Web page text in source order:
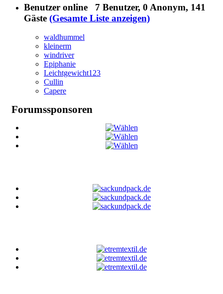
Benutzer online 7 Benutzer, 0 Anonym, 141
Gäste (Gesamte Liste anzeigen)
waldhummel
kleinerm
windriver
Epiphanie
Leichtgewicht123
Cullin
Capere
Forumssponsoren